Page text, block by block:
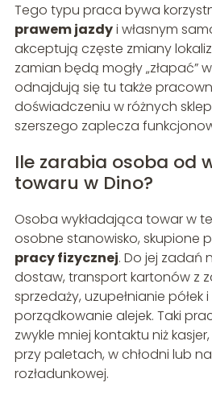
Tego typu praca bywa
prawem jazdyi własnym
akceptują częste zmiany
zamian będą mogły „złapać”
odnajdują się tu także
doświadczeniu w różnych
szerszego zaplecza
Ile zarabia osoba od
towaru w Dino?
Osoba wykładająca towar w
osobne stanowisko, skupione
pracy fizycznej. Do jej zadań
dostaw, transport kartonów z
sprzedaży, uzupełnianie półek
porządkowanie alejek. Taki
zwykle mniej kontaktu niż
przy paletach, w chłodni lub
rozładunkowej.